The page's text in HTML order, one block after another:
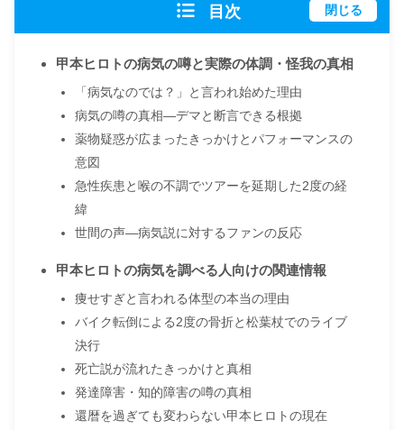
目次 閉じる
甲本ヒロトの病気の噂と実際の体調・怪我の真相
「病気なのでは？」と言われ始めた理由
病気の噂の真相―デマと断言できる根拠
薬物疑惑が広まったきっかけとパフォーマンスの
意図
急性疾患と喉の不調でツアーを延期した2度の経
緯
世間の声―病気説に対するファンの反応
甲本ヒロトの病気を調べる人向けの関連情報
痩せすぎと言われる体型の本当の理由
バイク転倒による2度の骨折と松葉杖でのライブ
決行
死亡説が流れたきっかけと真相
発達障害・知的障害の噂の真相
還暦を過ぎても変わらない甲本ヒロトの現在